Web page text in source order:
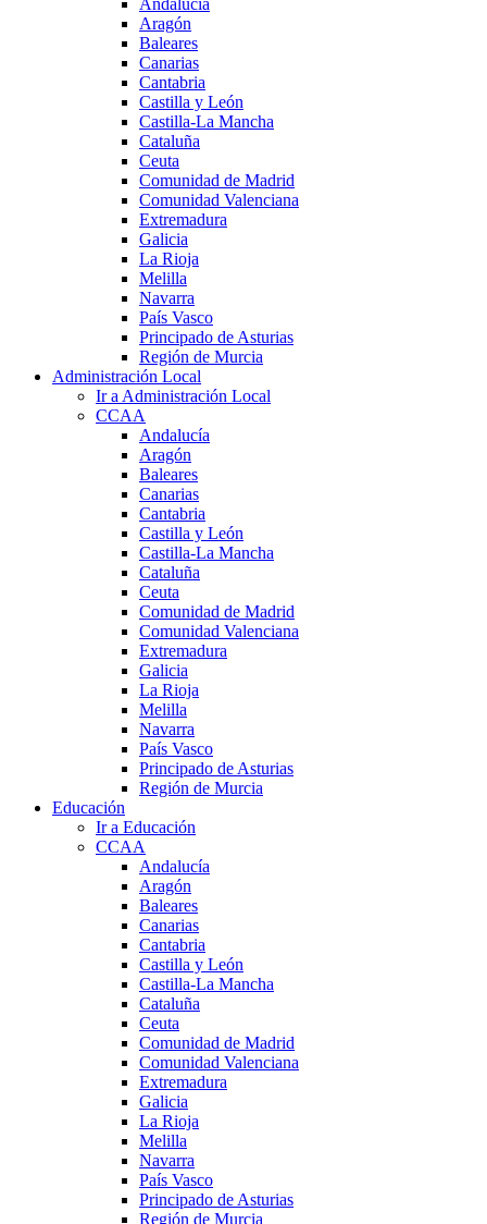
Aragón
Baleares
Canarias
Cantabria
Castilla y León
Castilla-La Mancha
Cataluña
Ceuta
Comunidad de Madrid
Comunidad Valenciana
Extremadura
Galicia
La Rioja
Melilla
Navarra
País Vasco
Principado de Asturias
Región de Murcia
Administración Local
Ir a Administración Local
CCAA
Andalucía
Aragón
Baleares
Canarias
Cantabria
Castilla y León
Castilla-La Mancha
Cataluña
Ceuta
Comunidad de Madrid
Comunidad Valenciana
Extremadura
Galicia
La Rioja
Melilla
Navarra
País Vasco
Principado de Asturias
Región de Murcia
Educación
Ir a Educación
CCAA
Andalucía
Aragón
Baleares
Canarias
Cantabria
Castilla y León
Castilla-La Mancha
Cataluña
Ceuta
Comunidad de Madrid
Comunidad Valenciana
Extremadura
Galicia
La Rioja
Melilla
Navarra
País Vasco
Principado de Asturias
Región de Murcia